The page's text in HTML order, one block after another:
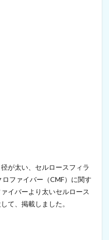
が太い、セルロースフィラ
ファイバー（CMF）に関す
イバーより太いセルロース
て、掲載しました。